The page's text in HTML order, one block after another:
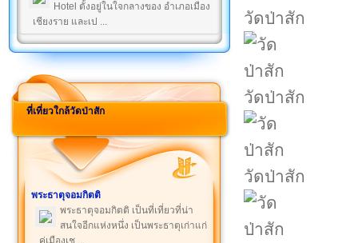
Hotel ตั้งอยู่ในใจกลางของ อำเภอเมือง
เชียงราย และเป ...
ที่เที่ยวใกล้วัดป่าสัก
พระธาตุจอมกิตติ
พระธาตุจอมกิตติ เป็นที่เที่ยวที่น่า
สนใจอีกแห่งหนึ่ง เป็นพระธาตุเก่าแก่
คู่เมืองเช ...
วัดป่าสัก
วัดป่าสัก
วัดป่าสัก